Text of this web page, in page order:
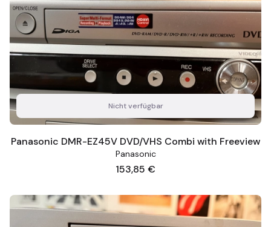
Nicht verfügbar
Panasonic DMR-EZ45V DVD/VHS Combi with Freeview
Panasonic
Preis
153,85 €